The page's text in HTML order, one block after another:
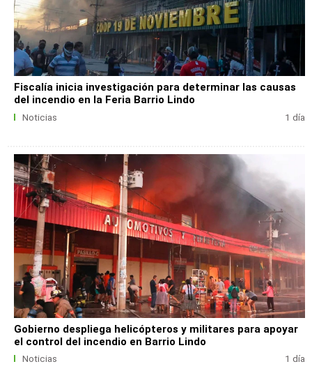
Fiscalía inicia investigación para determinar las causas
del incendio en la Feria Barrio Lindo
Noticias 1 día
Gobierno despliega helicópteros y militares para apoyar
el control del incendio en Barrio Lindo
Noticias 1 día